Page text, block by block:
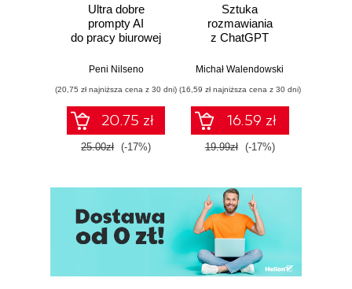
Ultra dobre
prompty AI
do pracy biurowej
Peni Nilseno
(20,75 zł najniższa cena z 30 dni)
20.75 zł
25.00zł (-17%)
Sztuka
rozmawiania
z ChatGPT
Michał Walendowski
(16,59 zł najniższa cena z 30 dni)
16.59 zł
19.99zł (-17%)